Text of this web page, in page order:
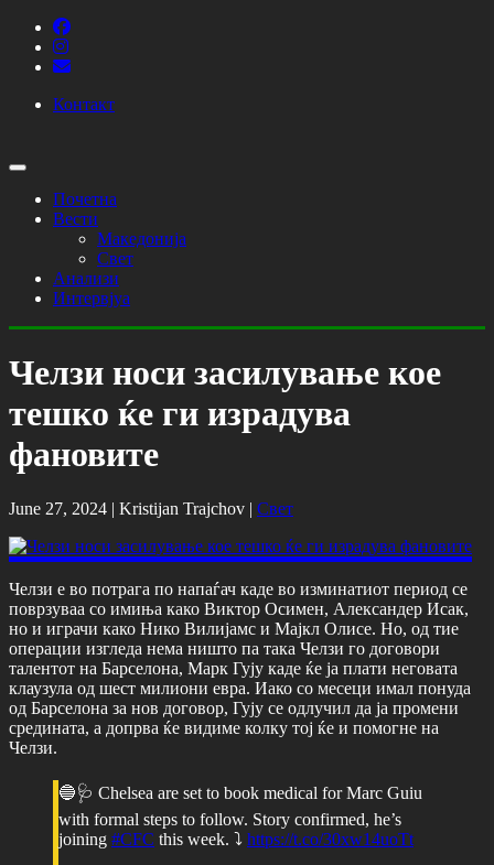
Контакт
Почетна
Вести
Македонија
Свет
Анализи
Интервјуа
Челзи носи засилување кое
тешко ќе ги израдува
фановите
June 27, 2024 | Kristijan Trajchov | Свет
Челзи е во потрага по напаѓач каде во изминатиот период се
поврзуваа со имиња како Виктор Осимен, Александер Исак,
но и играчи како Нико Вилијамс и Мајкл Олисе. Но, од тие
операции изгледа нема ништо па така Челзи го договори
талентот на Барселона, Марк Гују каде ќе ја плати неговата
клаузула од шест милиони евра. Иако со месеци имал понуда
од Барселона за нов договор, Гују се одлучил да ја промени
средината, а допрва ќе видиме колку тој ќе и помогне на
Челзи.
🔵🩺 Chelsea are set to book medical for Marc Guiu
with formal steps to follow. Story confirmed, he’s
joining #CFC this week. ⤵️ https://t.co/30xw14uoTt